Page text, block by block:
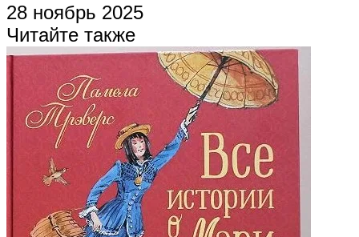
28 ноябрь 2025
Читайте также